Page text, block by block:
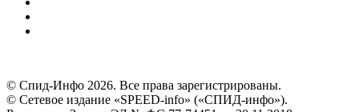
© Спид-Инфо 2026. Все права зарегистрированы.
© Сетевое издание «SPEED-info» («СПИД-инфо»).